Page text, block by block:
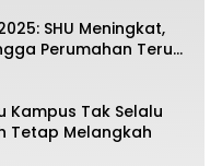
SHU Meningkat,
Perumahan Terus
Kampus Tak Selalu
Tetap Melangkah